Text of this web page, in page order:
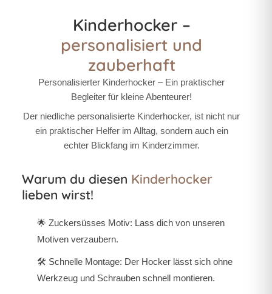
Kinderhocker –
personalisiert und
zauberhaft
Personalisierter Kinderhocker – Ein praktischer
Begleiter für kleine Abenteurer!
Der niedliche personalisierte Kinderhocker, ist nicht nur
ein praktischer Helfer im Alltag, sondern auch ein
echter Blickfang im Kinderzimmer.
Warum du diesen Kinderhocker
lieben wirst!
🌟 Zuckersüsses Motiv: Lass dich von unseren
Motiven verzaubern.
🛠️ Schnelle Montage: Der Hocker lässt sich ohne
Werkzeug und Schrauben schnell montieren.